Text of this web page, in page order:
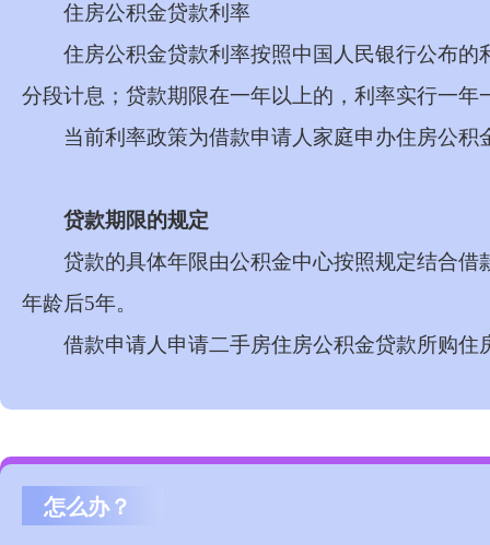
住房公积金贷款利率
住房公积金贷款利率按照中国人民银行公布
分段计息；贷款期限在一年以上的，利率实行一年
当前利率政策为借款申请人家庭申办住房公
贷款期限的规定
贷款的具体年限由公积金中心按照规定结合
年龄后5年。
借款申请人申请二手房住房公积金贷款所购住
怎么办？